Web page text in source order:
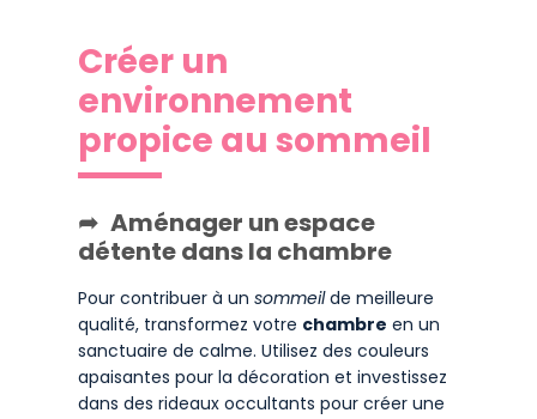
Créer un
environnement
propice au sommeil
Aménager un espace
détente dans la chambre
Pour contribuer à un sommeilde meilleure
qualité, transformez votre chambre en un
sanctuaire de calme. Utilisez des couleurs
apaisantes pour la décoration et investissez
dans des rideaux occultants pour créer une